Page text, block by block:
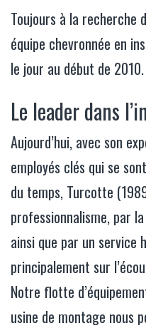
Toujours à la recherche
équipe chevronnée en
le jour au début de 2010.
Le leader dans
Aujourd’hui, avec son
employés clés qui se
du temps, Turcotte
professionnalisme, par
ainsi que par un service
principalement sur
Notre flotte
usine de montage nous